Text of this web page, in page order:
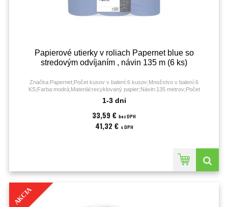
Papierové utierky v roliach Papernet blue so
stredovým odvíjaním , návin 135 m (6 ks)
Značka:Papernet;Počet kusov v balení:6 kusov;Množstvo v balení:6
KS;Farba:modrá;Materiál:recyklovaný papier;Návin:135 metrov;Počet
cm;
1-3 dni
33,59 € bez DPH
41,32 € s DPH
AKCIA